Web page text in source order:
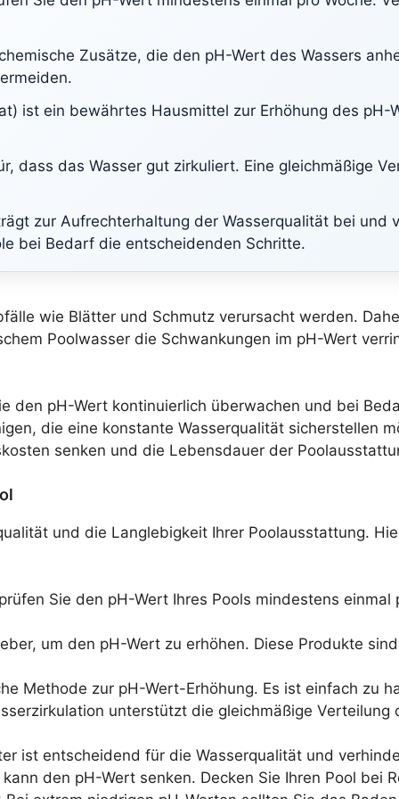
Zusätze, die den pH-Wert des Wassers
ist ein bewährtes Hausmittel zur Erhöhung des
dass das Wasser gut zirkuliert. Eine gleichmäßige
zur Aufrechterhaltung der Wasserqualität bei
bei Bedarf die entscheidenden Schritte.
wie Blätter und Schmutz verursacht werden.
Poolwasser die Schwankungen im pH-Wert
den pH-Wert kontinuierlich überwachen und bei
die eine konstante Wasserqualität sicherstellen
senken und die Lebensdauer der
und die Langlebigkeit Ihrer Poolausstattung.
Sie den pH-Wert Ihres Pools mindestens
um den pH-Wert zu erhöhen. Diese Produkte
Methode zur pH-Wert-Erhöhung. Es ist einfach zu
unterstützt die gleichmäßige
ist entscheidend für die Wasserqualität und
den pH-Wert senken. Decken Sie Ihren Pool bei